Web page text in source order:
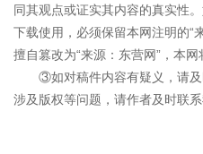
同其观点或证实其内容的真实性
下载使用，必须保留本网注明的“
擅自篡改为“来源：东营网”，本网
③如对稿件内容有疑义，请
涉及版权等问题，请作者及时联系